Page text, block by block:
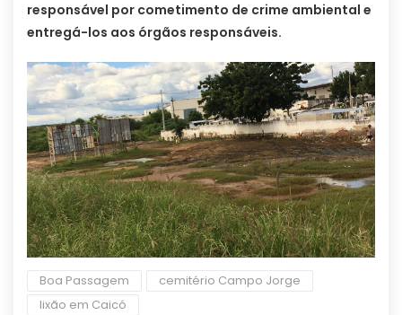
responsável por cometimento de crime ambiental e
entregá-los aos órgãos responsáveis.
Boa Passagem
cemitério Campo Jorge
lixão em Caicó